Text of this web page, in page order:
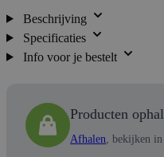
Beschrijving
Specificaties
Info voor je bestelt
Producten
Afhalen , bekijken in